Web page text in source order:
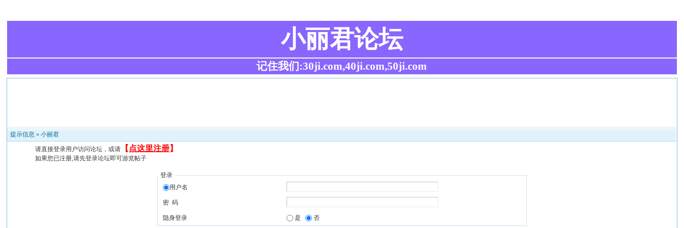
小丽君论坛
记住我们:30ji.com,40ji.com,50ji.com
提示信息 »小丽君
请直接登录用户访问论坛，或请 【 点这里注册】
如果您已注册,请先登录论坛即可游览帖子
登录
用户名
密 码
隐身登录 是 否